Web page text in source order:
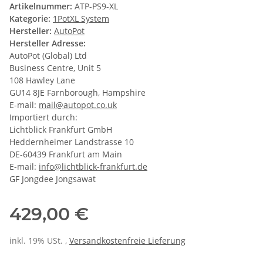
Artikelnummer: ATP-PS9-XL
Kategorie: 1PotXL System
Hersteller: AutoPot
Hersteller Adresse:
AutoPot (Global) Ltd
Business Centre, Unit 5
108 Hawley Lane
GU14 8JE Farnborough, Hampshire
E-mail: mail@autopot.co.uk
Importiert durch:
Lichtblick Frankfurt GmbH
Heddernheimer Landstrasse 10
DE-60439 Frankfurt am Main
E-mail: info@lichtblick-frankfurt.de
GF Jongdee Jongsawat
429,00 €
inkl. 19% USt. , Versandkostenfreie Lieferung